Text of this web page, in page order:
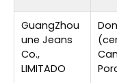
GuangZhou
une Jeans
Co.,
LIMITADO